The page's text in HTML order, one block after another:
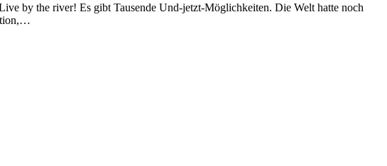
by the river! Es gibt Tausende Und-jetzt-Möglichkeiten. Die Welt hatte noch